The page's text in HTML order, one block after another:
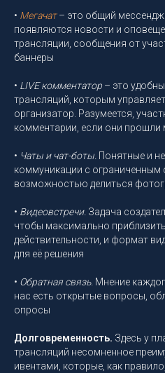
• Мегачат– это общий
появляются новости и
трансляции, сообщения от
баннеры
• LIVE комментатор – это
трансляций, которым
организатор. Разумеется,
комментарии, если они
• Чаты и чат-боты. Понятные и
коммуникации с ограниченным
возможностью делиться
• Видеовстречи. Задача
чтобы максимально
действительности, и формат
для её решения
• Обратная связь. Мнение
нас есть открытые вопросы,
опросы
Долговременность. Здесь у
трансляций несомненное
ивентами, которые, как